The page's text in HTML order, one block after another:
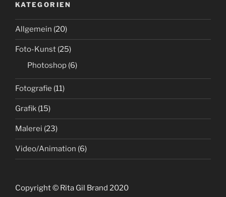
KATEGORIEN
Allgemein (20)
Foto-Kunst (25)
Photoshop (6)
Fotografie (11)
Grafik (15)
Malerei (23)
Video/Animation (6)
Copyright © Rita Gil Brand 2020